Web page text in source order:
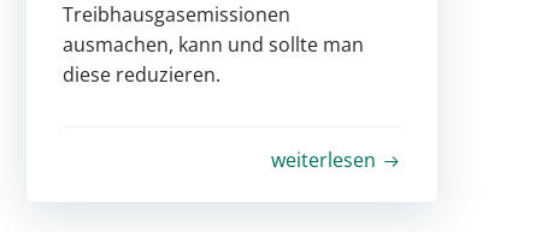
Treibhausgasemissionen
ausmachen, kann und sollte man
diese reduzieren.
weiterlesen